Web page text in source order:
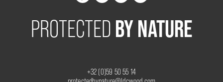
PROTECTED BY NATURE
+32 (0)59 50 55 14